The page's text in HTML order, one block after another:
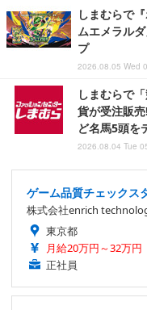
しまむらで
ムエメラル
プ
2026.08.05 Wed
しまむらで
貨が受注販
ど名馬5頭を
2026.08.04 Tue
ゲーム品質チェックス
株式会社enrich
東京都
月給20万円～32万円
正社員